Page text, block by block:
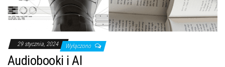
29 stycznia, 2024 Wyłączono
Audiobooki i AI